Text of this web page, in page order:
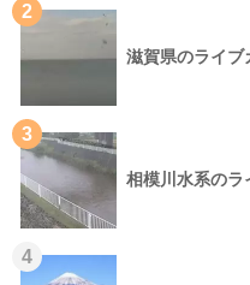
2
滋賀県のライブ
3
相模川水系のラ
4